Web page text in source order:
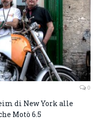
0
di New York alle
Motò 6.5